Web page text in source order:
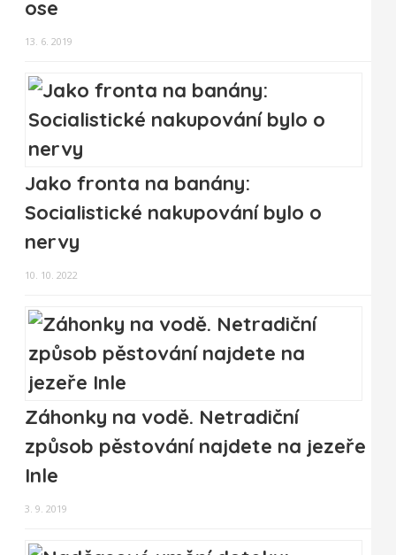
ose
13. 6. 2019
Jako fronta na banány:
Socialistické nakupování bylo o
nervy
10. 10. 2022
Záhonky na vodě. Netradiční
způsob pěstování najdete na jezeře
Inle
3. 9. 2019